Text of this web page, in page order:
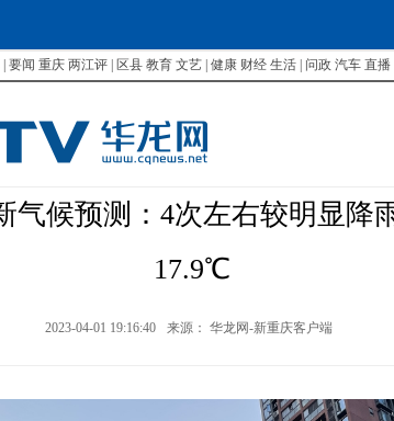
要闻 重庆 两江评 区县 教育 文艺 健康 财经 生活 问政 汽车 直播
气候预测：4次左右较明显降
17.9℃
2023-04-01 19:16:40 来源： 华龙网-新重庆客户端